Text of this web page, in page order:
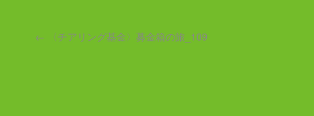
← 〈チアリング基金〉募金箱の旅_109